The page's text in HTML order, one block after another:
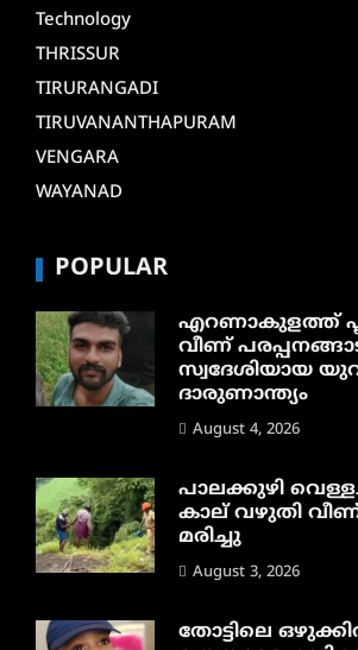
Technology
THRISSUR
TIRURANGADI
TIRUVANANTHAPURAM
VENGARA
WAYANAD
POPULAR
എറണാകുളത്ത്
വീണ്
സ്വദേശിയായ
ദാരുണാന്ത്യം
August 4, 2026
പാലക്കുഴി
കാല് വഴുതി
മരിച്ചു
August 3, 2026
തോട്ടിലെ